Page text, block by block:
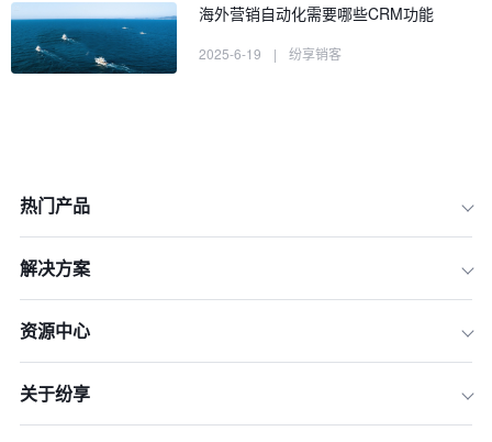
海外营销自动化需要哪些CRM功能
2025-6-19 | 纷享销客
热门产品
解决方案
资源中心
关于纷享